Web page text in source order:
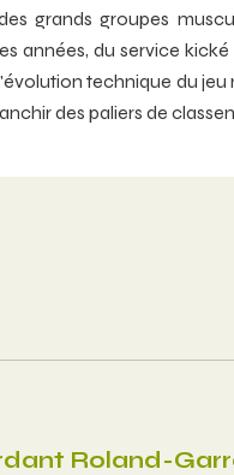
grands groupes
années, du service
technique du
des paliers de
Roland-